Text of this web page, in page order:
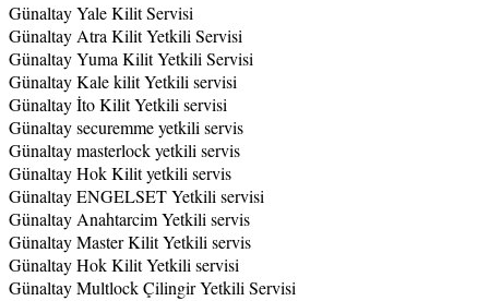
Günaltay Yale Kilit Servisi
Günaltay Atra Kilit Yetkili Servisi
Günaltay Yuma Kilit Yetkili Servisi
Günaltay Kale kilit Yetkili servisi
Günaltay İto Kilit Yetkili servisi
Günaltay securemme yetkili servis
Günaltay masterlock yetkili servis
Günaltay Hok Kilit yetkili servis
Günaltay ENGELSET Yetkili servisi
Günaltay Anahtarcim Yetkili servis
Günaltay Master Kilit Yetkili servis
Günaltay Hok Kilit Yetkili servisi
Günaltay Multlock Çilingir Yetkili Servisi